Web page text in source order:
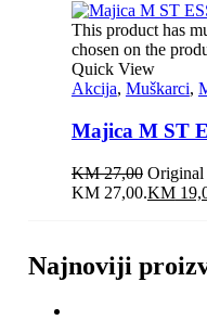
This product has
chosen on the
Quick View
Akcija, Muškarci,
Majica M ST
KM27,00 Original
KM 27,00.KM
Najnoviji